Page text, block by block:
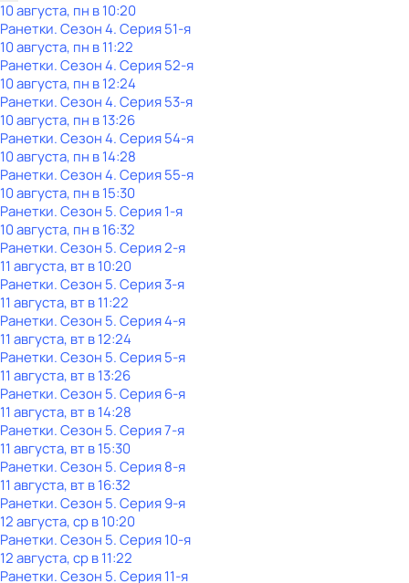
10 августа, пн в 10:20
Ранетки. Сезон 4. Серия 51-я
10 августа, пн в 11:22
Ранетки. Сезон 4. Серия 52-я
10 августа, пн в 12:24
Ранетки. Сезон 4. Серия 53-я
10 августа, пн в 13:26
Ранетки. Сезон 4. Серия 54-я
10 августа, пн в 14:28
Ранетки. Сезон 4. Серия 55-я
10 августа, пн в 15:30
Ранетки. Сезон 5. Серия 1-я
10 августа, пн в 16:32
Ранетки. Сезон 5. Серия 2-я
11 августа, вт в 10:20
Ранетки. Сезон 5. Серия 3-я
11 августа, вт в 11:22
Ранетки. Сезон 5. Серия 4-я
11 августа, вт в 12:24
Ранетки. Сезон 5. Серия 5-я
11 августа, вт в 13:26
Ранетки. Сезон 5. Серия 6-я
11 августа, вт в 14:28
Ранетки. Сезон 5. Серия 7-я
11 августа, вт в 15:30
Ранетки. Сезон 5. Серия 8-я
11 августа, вт в 16:32
Ранетки. Сезон 5. Серия 9-я
12 августа, ср в 10:20
Ранетки. Сезон 5. Серия 10-я
12 августа, ср в 11:22
Ранетки. Сезон 5. Серия 11-я